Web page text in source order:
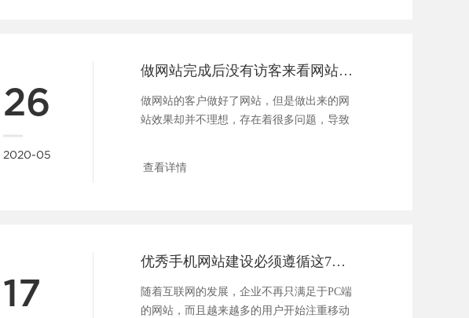
26
2020-05
做网站完成后没有访客来看网站怎么办？
做网站的客户做好了网站，但是做出来的网
站效果却并不理想，存在着很多问题，导致
查看详情
17
优秀手机网站建设必须遵循这7大规则
随着互联网的发展，企业不再只满足于PC端
的网站，而且越来越多的用户开始注重移动